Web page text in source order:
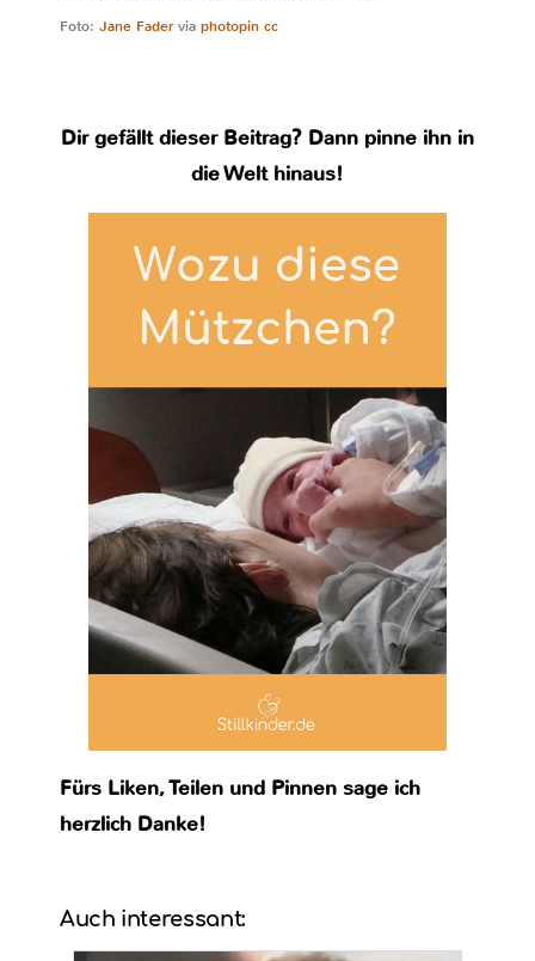
Foto: Jane Fadervia photopin cc
Dir gefällt dieser Beitrag? Dann pinne ihn in
die Welt hinaus!
Fürs Liken, Teilen und Pinnen sage ich
herzlich Danke!
Auch interessant: